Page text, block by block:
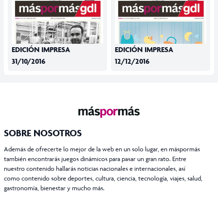
EDICIÓN IMPRESA
31/10/2016
EDICIÓN IMPRESA
12/12/2016
SOBRE NOSOTROS
Además de ofrecerte lo mejor de la web en un solo lugar, en máspormás
también encontrarás juegos dinámicos para pasar un gran rato. Entre
nuestro contenido hallarás noticias nacionales e internacionales, así
como contenido sobre deportes, cultura, ciencia, tecnología, viajes, salud,
gastronomía, bienestar y mucho más.